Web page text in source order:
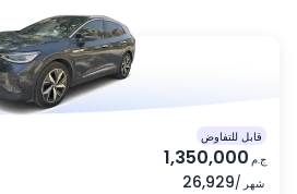
قابل للتفاوض
1,350,000 ج.م
26,929/ شهر